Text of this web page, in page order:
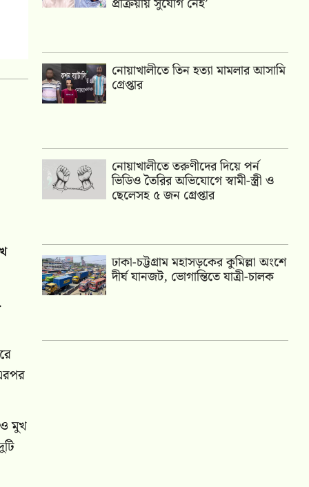
ও মুখ
নোয়াখালীতে তিন হত্যা মামলার আসামি
গ্রেপ্তার
নোয়াখালীতে তরুণীদের দিয়ে পর্ন
ভিডিও তৈরির অভিযোগে স্বামী-স্ত্রী ও
ছেলেসহ ৫ জন গ্রেপ্তার
ঢাকা-চট্টগ্রাম মহাসড়কের কুমিল্লা অংশে
দীর্ঘ যানজট, ভোগান্তিতে যাত্রী-চালক